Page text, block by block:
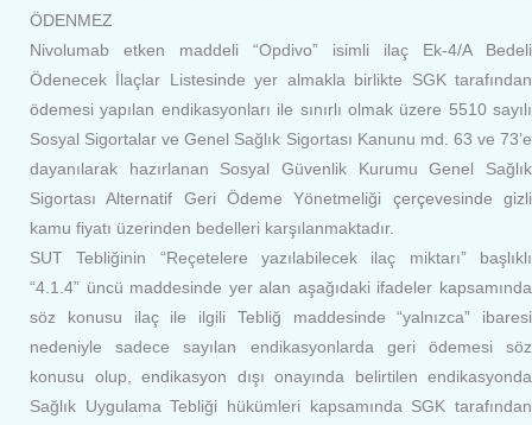
ÖDENMEZ
Nivolumab etken maddeli “Opdivo” isimli ilaç Ek-4/A Bedeli
Ödenecek İlaçlar Listesinde yer almakla birlikte SGK tarafından
ödemesi yapılan endikasyonları ile sınırlı olmak üzere 5510 sayılı
Sosyal Sigortalar ve Genel Sağlık Sigortası Kanunu md. 63 ve 73’e
dayanılarak hazırlanan Sosyal Güvenlik Kurumu Genel Sağlık
Sigortası Alternatif Geri Ödeme Yönetmeliği çerçevesinde gizli
kamu fiyatı üzerinden bedelleri karşılanmaktadır.
SUT Tebliğinin “Reçetelere yazılabilecek ilaç miktarı” başlıklı
“4.1.4” üncü maddesinde yer alan aşağıdaki ifadeler kapsamında
söz konusu ilaç ile ilgili Tebliğ maddesinde “yalnızca” ibaresi
nedeniyle sadece sayılan endikasyonlarda geri ödemesi söz
konusu olup, endikasyon dışı onayında belirtilen endikasyonda
Sağlık Uygulama Tebliği hükümleri kapsamında SGK tarafından